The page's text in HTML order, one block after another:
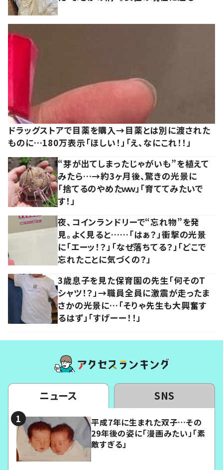
ドラッグストアで目薬を購入→目薬とは別に渡された
ものに…180万表示「ほしい！」「え、なにこれ！！」
“芽が出てしまったじゃがいも”を植えて
みたら…→約3ヶ月後、驚きの光景に
「捨てるのやめたｗｗ」「育ててみたいで
す！」
夜、コインランドリーで“忘れ物”を発
見。よく見ると……「はぁ？」衝撃の光景
に「エーッ！？」「なぜ落ちてる？」「どこで
忘れたことに気づくの？」
3歳息子を見た保育園の先生「何そのT
シャツ！？」→職員全員に激震が走ったま
さかの光景に…「そりゃ先生も大興奮す
るはず」「すげーー！！」
ニュース SNS
平成7年に生まれた双子…その
29年後の姿に「漫画みたい」「素
敵すぎる」